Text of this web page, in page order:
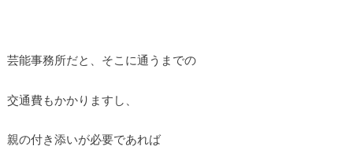
芸能事務所だと、そこに通うまでの
交通費もかかりますし、
親の付き添いが必要であれば